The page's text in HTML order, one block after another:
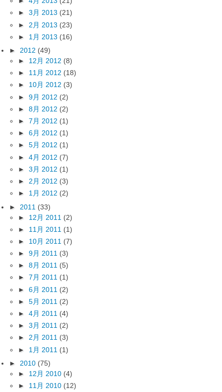
► 3月 2013 (21)
► 2月 2013 (23)
► 1月 2013 (16)
► 2012 (49)
► 12月 2012 (8)
► 11月 2012 (18)
► 10月 2012 (3)
► 9月 2012 (2)
► 8月 2012 (2)
► 7月 2012 (1)
► 6月 2012 (1)
► 5月 2012 (1)
► 4月 2012 (7)
► 3月 2012 (1)
► 2月 2012 (3)
► 1月 2012 (2)
► 2011 (33)
► 12月 2011 (2)
► 11月 2011 (1)
► 10月 2011 (7)
► 9月 2011 (3)
► 8月 2011 (5)
► 7月 2011 (1)
► 6月 2011 (2)
► 5月 2011 (2)
► 4月 2011 (4)
► 3月 2011 (2)
► 2月 2011 (3)
► 1月 2011 (1)
► 2010 (75)
► 12月 2010 (4)
► 11月 2010 (12)